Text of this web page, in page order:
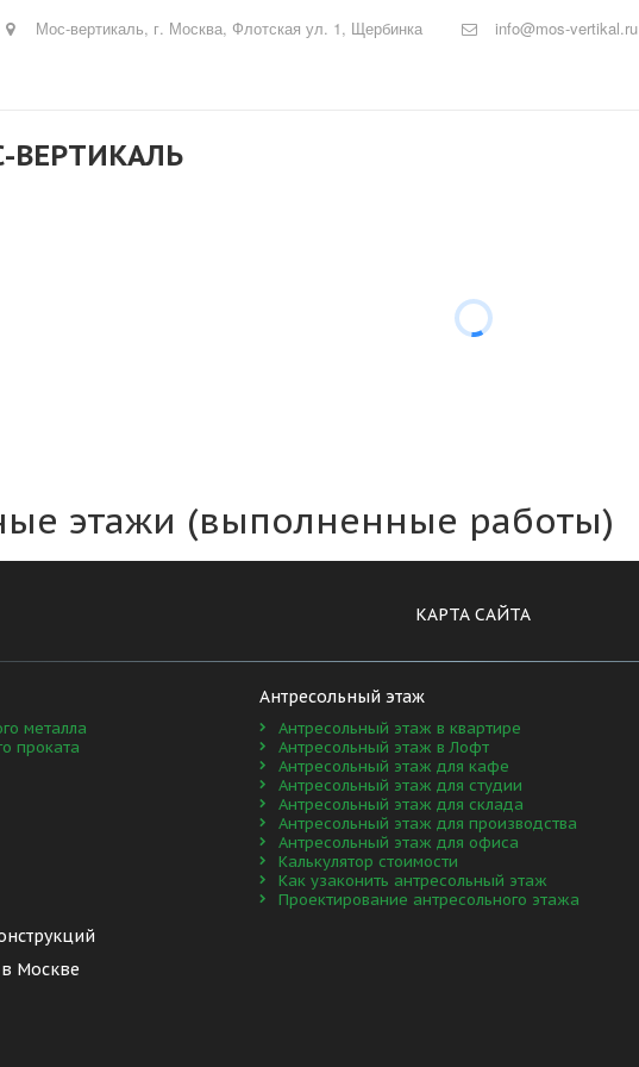
Мос-вертикаль, г. Москва, Флотская ул. 1, Щербинка info@mos-vertikal.ru
ВЕРТИКАЛЬ
этажи (выполненные работы)
КАРТА САЙТА
металла
проката
Антресольный этаж
Антресольный этаж в квартире
Антресольный этаж в Лофт
Антресольный этаж для кафе
Антресольный этаж для студии
Антресольный этаж для склада
Антресольный этаж для производства
Антресольный этаж для офиса
Калькулятор стоимости
Как узаконить антресольный этаж
Проектирование антресольного этажа
в Москве